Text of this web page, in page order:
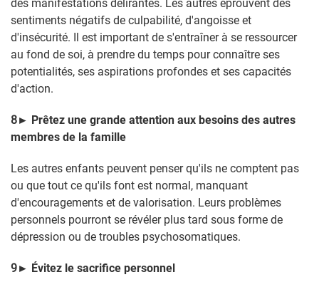
des manifestations délirantes. Les autres éprouvent des
sentiments négatifs de culpabilité, d'angoisse et
d'insécurité. Il est important de s'entraîner à se ressourcer
au fond de soi, à prendre du temps pour connaître ses
potentialités, ses aspirations profondes et ses capacités
d'action.
8► Prêtez une grande attention aux besoins des autres
membres de la famille
Les autres enfants peuvent penser qu'ils ne comptent pas
ou que tout ce qu'ils font est normal, manquant
d'encouragements et de valorisation. Leurs problèmes
personnels pourront se révéler plus tard sous forme de
dépression ou de troubles psychosomatiques.
9► Évitez le sacrifice personnel